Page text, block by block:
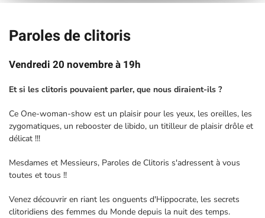
Paroles de clitoris
Vendredi 20 novembre à 19h
Et si les clitoris pouvaient parler, que nous diraient-ils ?
Ce One-woman-show est un plaisir pour les yeux, les oreilles, les
zygomatiques, un rebooster de libido, un titilleur de plaisir drôle et
délicat !!!
Mesdames et Messieurs, Paroles de Clitoris s'adressent à vous
toutes et tous !!
Venez découvrir en riant les onguents d'Hippocrate, les secrets
clitoridiens des femmes du Monde depuis la nuit des temps.